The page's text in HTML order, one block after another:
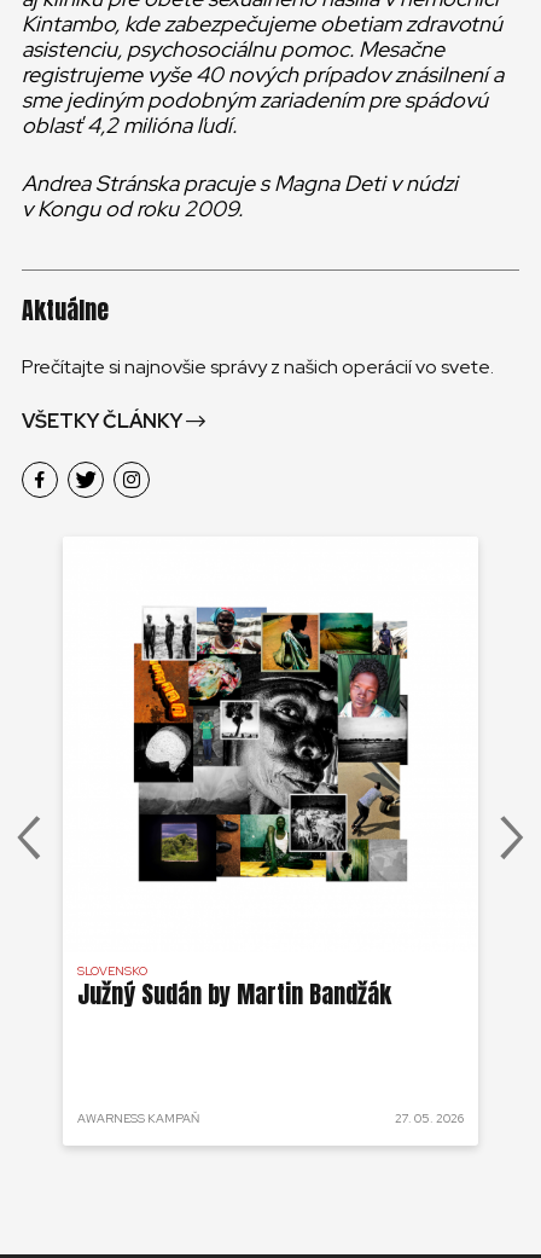
Kintambo, kde zabezpečujeme obetiam zdravotnú
asistenciu, psychosociálnu pomoc. Mesačne
registrujeme vyše 40 nových prípadov znásilnení a
sme jediným podobným zariadením pre spádovú
oblasť 4,2 milióna ľudí.
Andrea Stránska pracuje s Magna Deti v núdzi
v Kongu od roku 2009.
Aktuálne
Prečítajte si najnovšie správy z našich operácií vo svete.
VŠETKY ČLÁNKY
SLOVENSKO
Južný Sudán by Martin Bandžák
AWARNESS KAMPAŇ 27. 05. 2026